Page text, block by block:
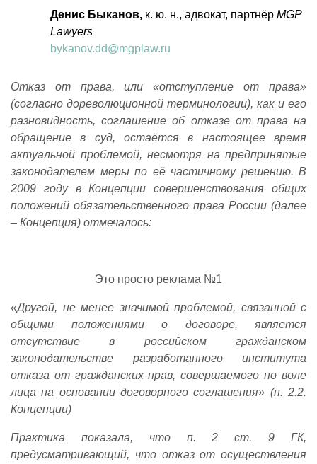
Денис Быканов, к. ю. н., адвокат, партнёр MGP
Lawyers
bykanov.dd@mgplaw.ru
Отказ от права, или «отступление от права»
(согласно дореволюционной терминологии), как и его
разновидность, соглашение об отказе от права на
обращение в суд, остаётся в настоящее время
актуальной проблемой, несмотря на предпринятые
законодателем меры по её частичному решению. В
2009 году в Концепции совершенствования общих
положений обязательственного права России (далее
– Концепция) отмечалось:
Это просто реклама №1
«Другой, не менее значимой проблемой, связанной с
общими положениями о договоре, является
отсутствие в российском гражданском
законодательстве разработанного института
отказа от гражданских прав, совершаемого по воле
лица на основании договорного соглашения» (п. 2.2.
Концепции)
Практика показала, что п. 2 ст. 9 ГК,
предусматривающий, что отказ от осуществления